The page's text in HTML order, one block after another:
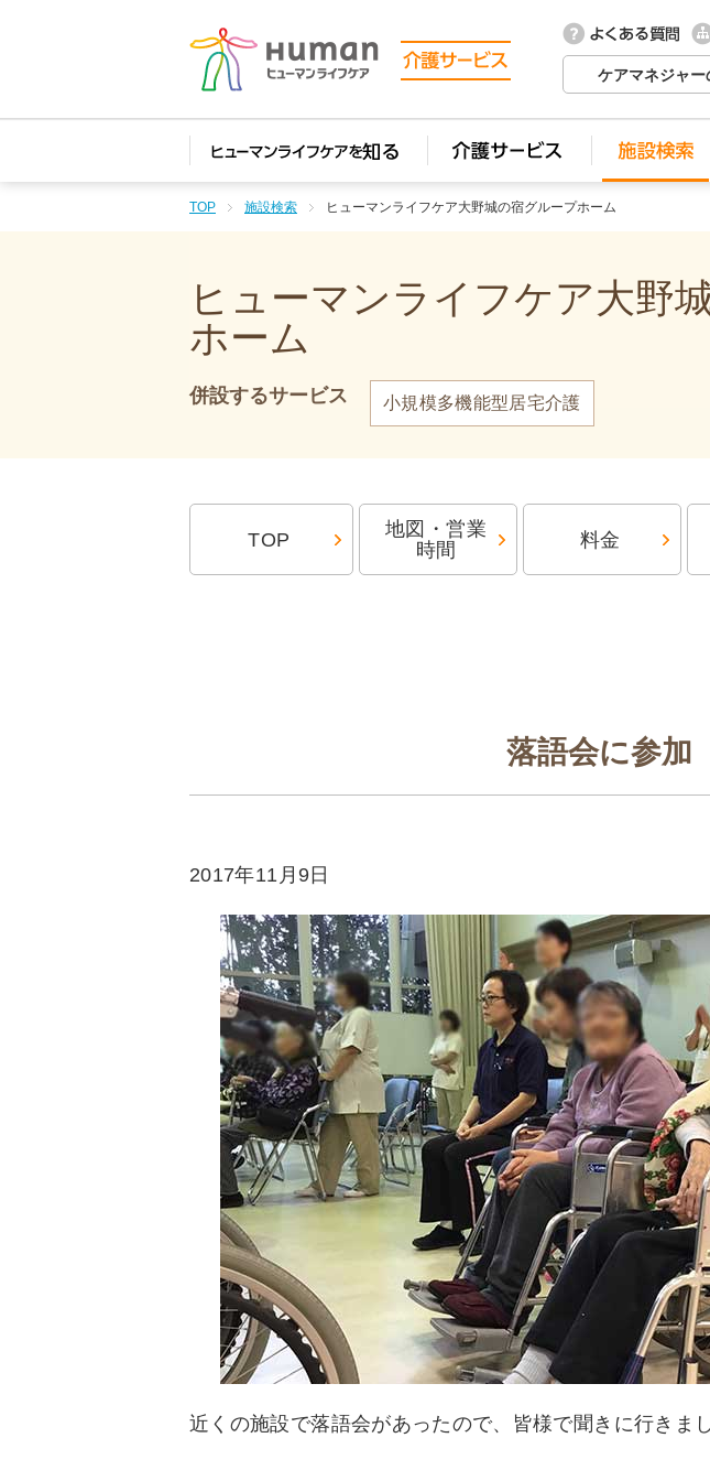
ケアマネジャー
TOP 施設検索 ヒューマンライフケア大野城の宿グループホーム
ヒューマンライフケア大野
ホーム
併設するサービス 小規模多機能型居宅介護
TOP
地図・営業
時間
料金
落語会に参加
2017年11月9日
近くの施設で落語会があったので、皆様で聞きに行きま